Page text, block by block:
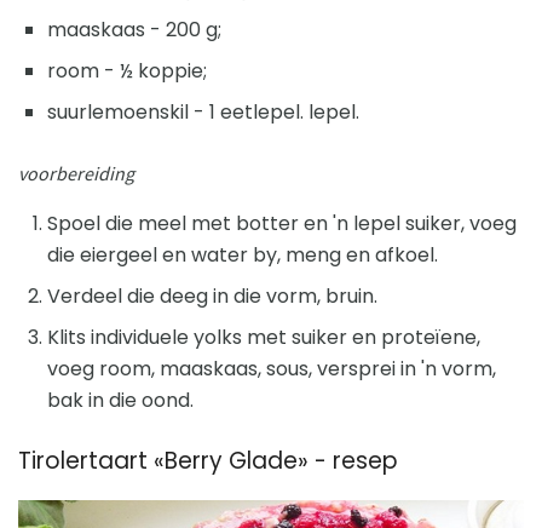
maaskaas - 200 g;
room - ½ koppie;
suurlemoenskil - 1 eetlepel. lepel.
voorbereiding
Spoel die meel met botter en 'n lepel suiker, voeg
die eiergeel en water by, meng en afkoel.
Verdeel die deeg in die vorm, bruin.
Klits individuele yolks met suiker en proteïene,
voeg room, maaskaas, sous, versprei in 'n vorm,
bak in die oond.
Tirolertaart «Berry Glade» - resep